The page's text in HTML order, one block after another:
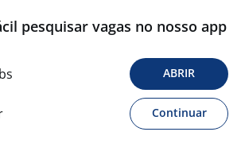
pesquisar vagas no nosso app
ABRIR
Continuar